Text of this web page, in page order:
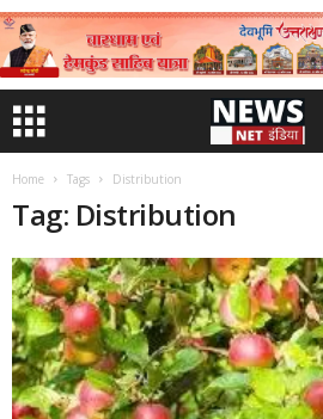
Home Tags Distribution
Tag: Distribution